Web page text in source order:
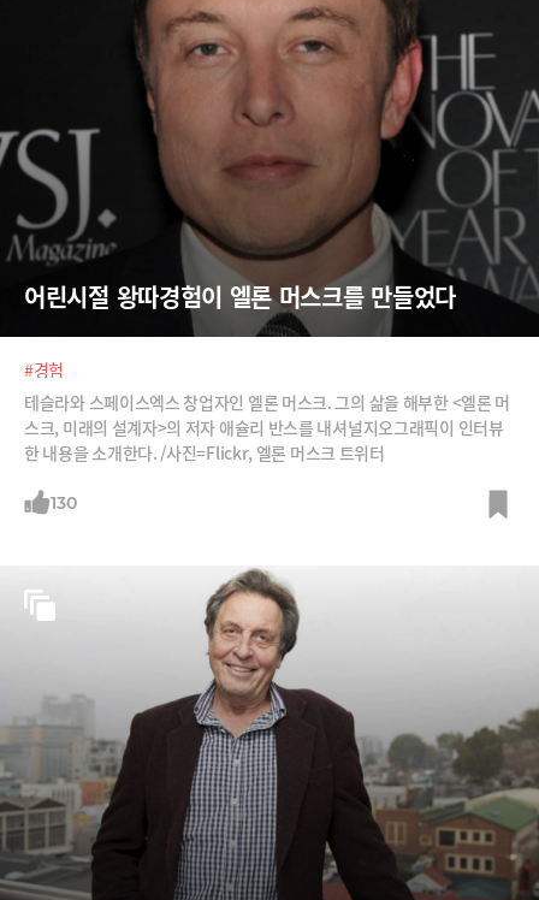
어린시절 왕따경험이 엘론 머스크를 만들었다
#경험
테슬라와 스페이스엑스 창업자인 엘론 머스크. 그의 삶을 해부한 <엘론 머
스크, 미래의 설계자>의 저자 애슐리 반스를 내셔널지오그래픽이 인터뷰
한 내용을 소개한다. /사진=Flickr, 엘론 머스크 트위터
130